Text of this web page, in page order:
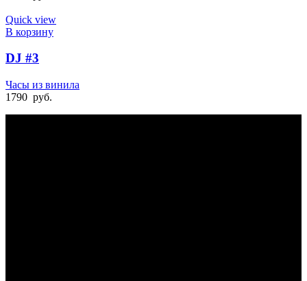
Quick view
В корзину
DJ #3
Часы из винила
1790 руб.